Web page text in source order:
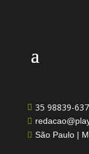
 35 98839-

 São Paulo |